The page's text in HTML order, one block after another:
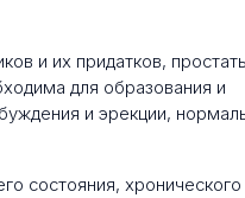
и их придатков,
для образования и
и эрекции,
состояния, хронического